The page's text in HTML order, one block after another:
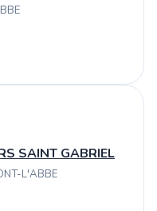
SAINT GABRIEL
L'ABBE